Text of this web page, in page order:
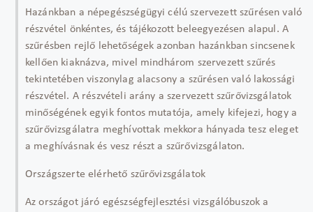
Hazánkban a népegészségügyi célú szervezett szűrésen való
részvétel önkéntes, és tájékozott beleegyezésen alapul. A
szűrésben rejlő lehetőségek azonban hazánkban sincsenek
kellően kiaknázva, mivel mindhárom szervezett szűrés
tekintetében viszonylag alacsony a szűrésen való lakossági
részvétel. A részvételi arány a szervezett szűrővizsgálatok
minőségének egyik fontos mutatója, amely kifejezi, hogy a
szűrővizsgálatra meghívottak mekkora hányada tesz eleget
a meghívásnak és vesz részt a szűrővizsgálaton.
Országszerte elérhető szűrővizsgálatok
Az országot járó egészségfejlesztési vizsgálóbuszok a